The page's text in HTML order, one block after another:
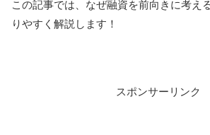
この記事では、なぜ融資を前向きに考え
りやすく解説します！
スポンサーリンク